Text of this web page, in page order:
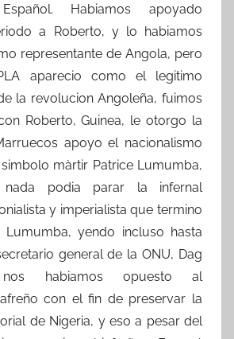
Habiamos apoyado
a Roberto, y lo habiamos
representante de Angola, pero
aparecio como el legitimo
la revolucion Angoleña, fuimos
Roberto, Guinea, le otorgo la
apoyo el nacionalismo
màrtir Patrice Lumumba,
podia parar la infernal
y imperialista que termino
Lumumba, yendo incluso hasta
general de la ONU, Dag
nos habiamos opuesto al
con el fin de preservar la
de Nigeria, y eso a pesar del